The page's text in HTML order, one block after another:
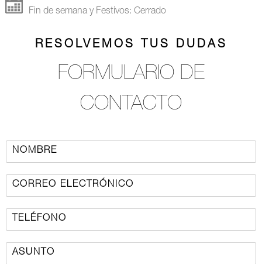
Fin de semana y Festivos: Cerrado
RESOLVEMOS TUS DUDAS
FORMULARIO DE
CONTACTO